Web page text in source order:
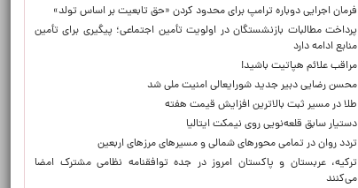
فرمان اجرایی دوباره ترامپ برای محدود کردن «حق تابعیت بر اساس تولد»
پرداخت مطالبات بازنشستگان در اولویت تأمین اجتماعی؛ پیگیری برای تأمین
منابع ادامه دارد
مراقب علائم هپاتیت باشید!
محسن رضایی دبیر جدید شورایعالی امنیت ملی شد
طلا در مسیر ثبت بالاترین افزایش قیمت هفته
دستیار سابق قلعه‌نویی روی نیمکت ایتالیا
تردد روان در تمامی محورهای شمالی و مسیرهای مرزهای اربعین
ترکیه، عربستان و پاکستان امروز در جده توافقنامه نظامی مشترک امضا
می‌کنند